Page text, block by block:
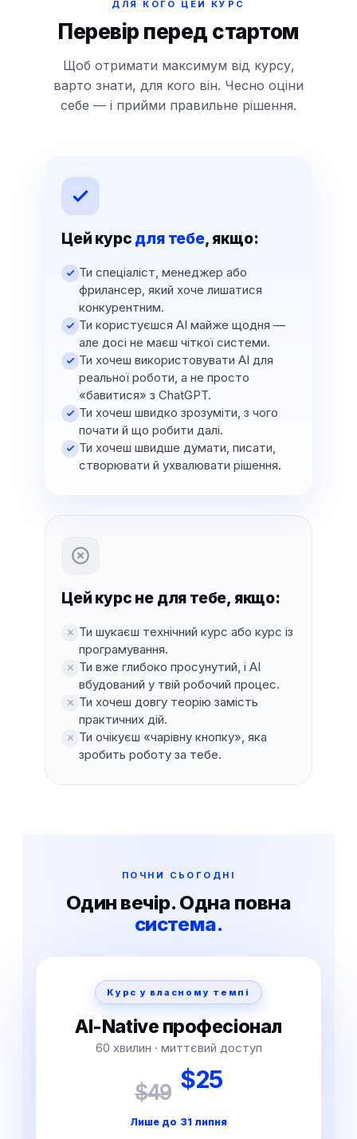
ДЛЯ КОГО ЦЕЙ КУРС
Перевір перед стартом
Щоб отримати максимум від курсу,
варто знати, для кого він. Чесно оціни
себе — і прийми правильне рішення.
Цей курс для тебе, якщо:
Ти спеціаліст, менеджер або
фрилансер, який хоче лишатися
конкурентним.
Ти користуєшся AI майже щодня —
але досі не маєш чіткої системи.
Ти хочеш використовувати AI для
реальної роботи, а не просто
«бавитися» з ChatGPT.
Ти хочеш швидко зрозуміти, з чого
почати й що робити далі.
Ти хочеш швидше думати, писати,
створювати й ухвалювати рішення.
Цей курс не для тебе, якщо:
Ти шукаєш технічний курс або курс із
програмування.
Ти вже глибоко просунутий, і AI
вбудований у твій робочий процес.
Ти хочеш довгу теорію замість
практичних дій.
Ти очікуєш «чарівну кнопку», яка
зробить роботу за тебе.
ПОЧНИ СЬОГОДНІ
Один вечір. Одна повна
система.
Курс у власному темпі
AI-Native професіонал
60 хвилин · миттєвий доступ
$49 $25
Лише до 31 липня